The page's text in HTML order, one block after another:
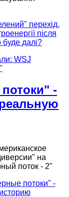
перехід.
після
далі?
-
на
поток - 2"
потоки" -